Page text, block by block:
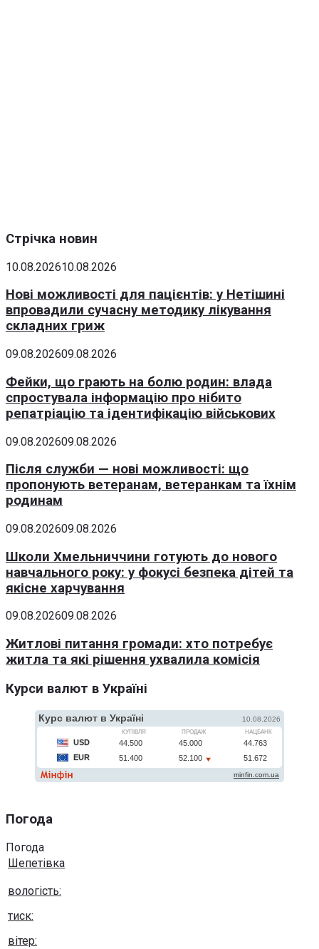
Стрічка новин
10.08.202610.08.2026
Нові можливості для пацієнтів: у Нетішині
впровадили сучасну методику лікування
складних гриж
09.08.202609.08.2026
Фейки, що грають на болю родин: влада
спростувала інформацію про нібито
репатріацію та ідентифікацію військових
09.08.202609.08.2026
Після служби — нові можливості: що
пропонують ветеранам, ветеранкам та їхнім
родинам
09.08.202609.08.2026
Школи Хмельниччини готують до нового
навчального року: у фокусі безпека дітей та
якісне харчування
09.08.202609.08.2026
Житлові питання громади: хто потребує
житла та які рішення ухвалила комісія
Курси валют в Україні
Погода
Погода
Шепетівка
вологість:
тиск:
вітер: